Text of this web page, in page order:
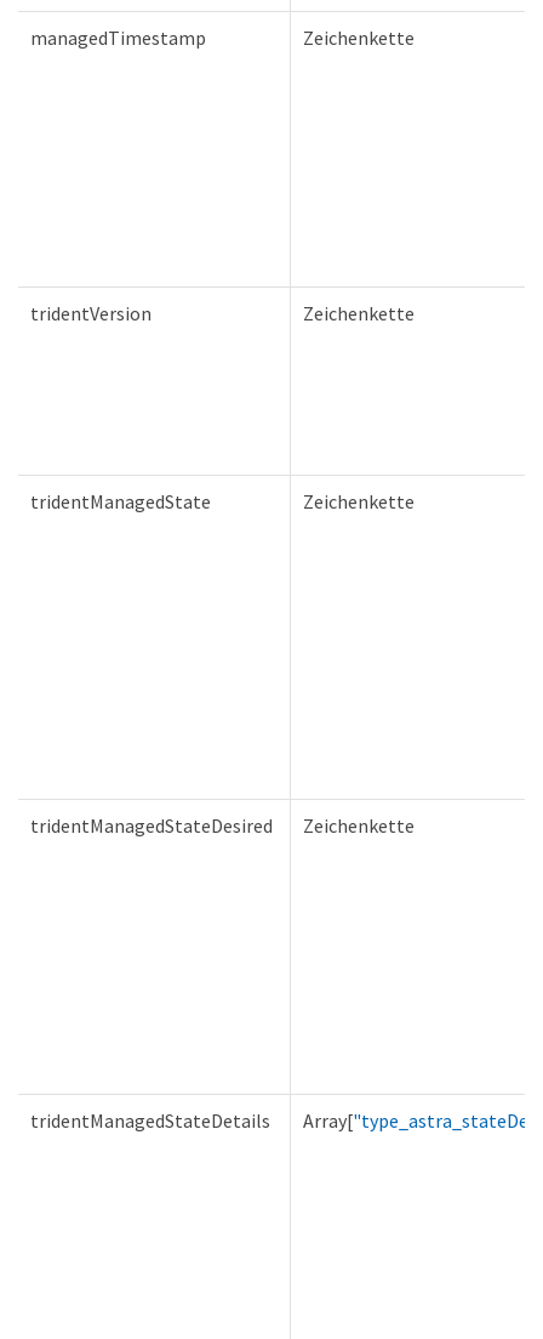
managedTimestamp Zeichenkette
tridentVersion Zeichenkette
tridentManagedState Zeichenkette
tridentManagedStateDesired Zeichenkette
tridentManagedStateDetails Array[